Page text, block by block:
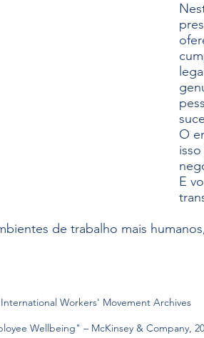
O
E
de trabalho mais
Workers' Movement Archives
Wellbeing" – McKinsey & Company,